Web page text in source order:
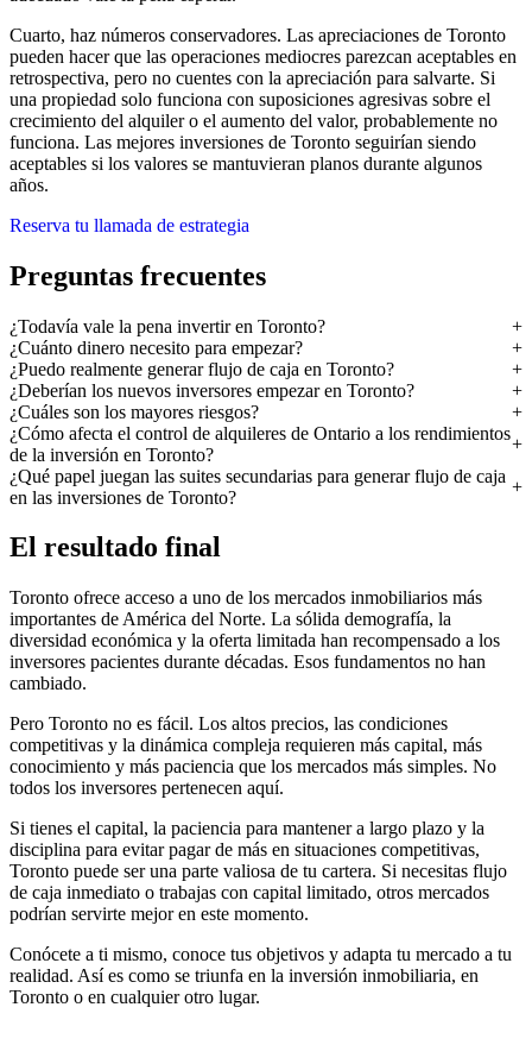
Cuarto, haz números conservadores. Las apreciaciones de Toronto
pueden hacer que las operaciones mediocres parezcan aceptables en
retrospectiva, pero no cuentes con la apreciación para salvarte. Si
una propiedad solo funciona con suposiciones agresivas sobre el
crecimiento del alquiler o el aumento del valor, probablemente no
funciona. Las mejores inversiones de Toronto seguirían siendo
aceptables si los valores se mantuvieran planos durante algunos
años.
Reserva tu llamada de estrategia
Preguntas frecuentes
¿Todavía vale la pena invertir en Toronto?
¿Cuánto dinero necesito para empezar?
¿Puedo realmente generar flujo de caja en Toronto?
¿Deberían los nuevos inversores empezar en Toronto?
¿Cuáles son los mayores riesgos?
¿Cómo afecta el control de alquileres de Ontario a los rendimientos
de la inversión en Toronto?
¿Qué papel juegan las suites secundarias para generar flujo de caja
en las inversiones de Toronto?
El resultado final
Toronto ofrece acceso a uno de los mercados inmobiliarios más
importantes de América del Norte. La sólida demografía, la
diversidad económica y la oferta limitada han recompensado a los
inversores pacientes durante décadas. Esos fundamentos no han
cambiado.
Pero Toronto no es fácil. Los altos precios, las condiciones
competitivas y la dinámica compleja requieren más capital, más
conocimiento y más paciencia que los mercados más simples. No
todos los inversores pertenecen aquí.
Si tienes el capital, la paciencia para mantener a largo plazo y la
disciplina para evitar pagar de más en situaciones competitivas,
Toronto puede ser una parte valiosa de tu cartera. Si necesitas flujo
de caja inmediato o trabajas con capital limitado, otros mercados
podrían servirte mejor en este momento.
Conócete a ti mismo, conoce tus objetivos y adapta tu mercado a tu
realidad. Así es como se triunfa en la inversión inmobiliaria, en
Toronto o en cualquier otro lugar.